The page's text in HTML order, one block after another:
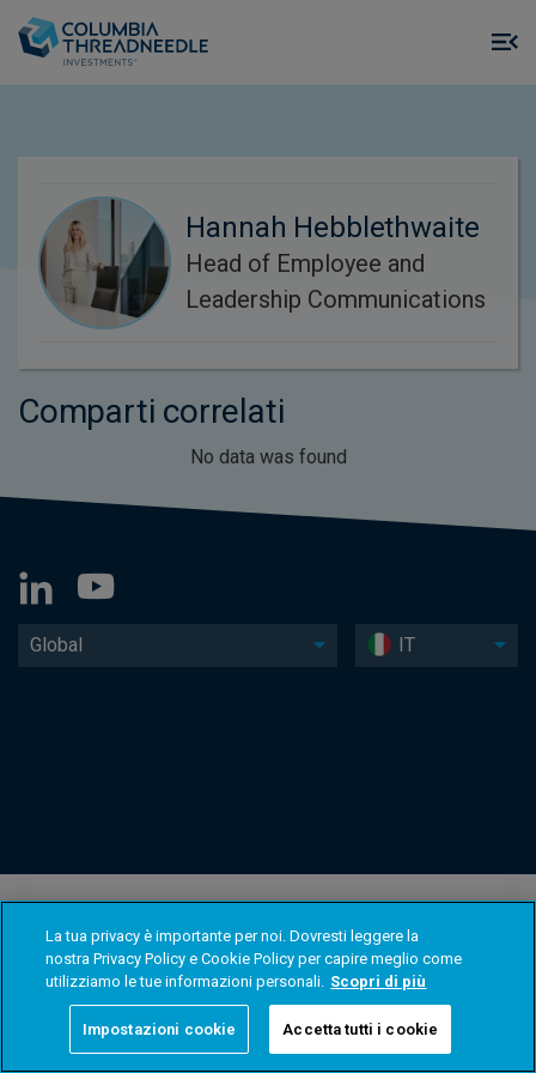
Hannah Hebblethwaite
Head of Employee and
Leadership Communications
Comparti correlati
No data was found
Global IT
La tua privacy è importante per noi. Dovresti leggere la
nostra Privacy Policy e Cookie Policy per capire meglio come
utilizziamo le tue informazioni personali. Scopri di più
Impostazioni cookie Accetta tutti i cookie